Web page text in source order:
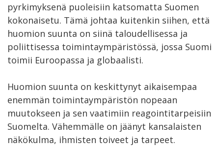
pyrkimyksenä puoleisiin katsomatta Suomen
kokonaisetu. Tämä johtaa kuitenkin siihen, että
huomion suunta on siinä taloudellisessa ja
poliittisessa toimintaympäristössä, jossa Suomi
toimii Euroopassa ja globaalisti.
Huomion suunta on keskittynyt aikaisempaa
enemmän toimintaympäristön nopeaan
muutokseen ja sen vaatimiin reagointitarpeisiin
Suomelta. Vähemmälle on jäänyt kansalaisten
näkökulma, ihmisten toiveet ja tarpeet.